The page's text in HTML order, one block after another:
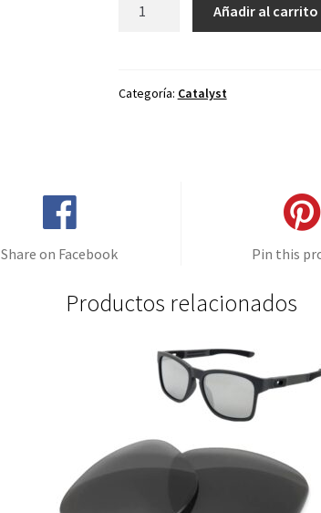
Oakley
Añadir al carrito
Categoría: Catalyst
Share on Facebook Pin this
Productos relacionados